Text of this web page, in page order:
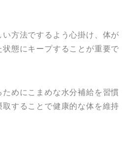
方法でするよう心掛け、体が
態にキープすることが重要で
めにこまめな水分補給を習慣
することで健康的な体を維持